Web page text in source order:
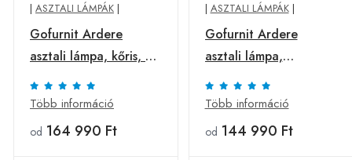
| ASZTALI LÁMPÁK |
Gofurnit Ardere
asztali lámpa, kőris, 60
cm magas
Több információ
od 164 990 Ft
| ASZTALI LÁMPÁK|
Gofurnit Ardere
asztali lámpa,
cseresznyefa, 50 cm
Több információ
od 144 990 Ft